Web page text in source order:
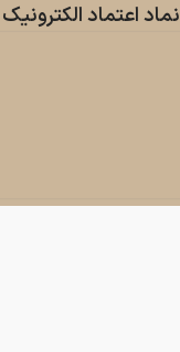
نماد اعتماد الکترونیک